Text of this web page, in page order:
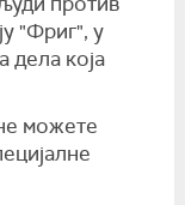
"Фриг", у
дела која
можете